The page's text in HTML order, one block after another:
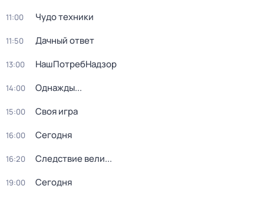
11:00 Чудо техники
11:50 Дачный ответ
13:00 НашПотребНадзор
14:00 Однажды...
15:00 Своя игра
16:00 Сегодня
16:20 Следствие вели...
19:00 Сегодня